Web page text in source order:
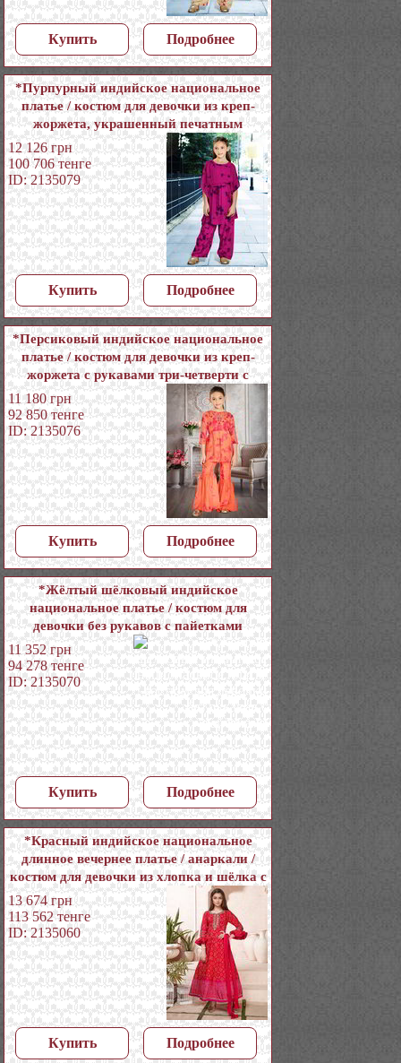
Купить Подробнее
*Пурпурный индийское национальное
платье / костюм для девочки из креп-
жоржета, украшенный печатным
рисунком со стразами
12 126 грн
100 706 тенге
ID: 2135079
Купить Подробнее
*Персиковый индийское национальное
платье / костюм для девочки из креп-
жоржета с рукавами три-четверти с
бисером, кусочками зеркалец
11 180 грн
92 850 тенге
ID: 2135076
Купить Подробнее
*Жёлтый шёлковый индийское
национальное платье / костюм для
девочки без рукавов с пайетками
11 352 грн
94 278 тенге
ID: 2135070
Купить Подробнее
*Красный индийское национальное
длинное вечернее платье / анаркали /
костюм для девочки из хлопка и шёлка с
длинными рукавами, украшенный
вышивкой люрексом, печатным
рисунком с кусочками зеркалец
13 674 грн
113 562 тенге
ID: 2135060
Купить Подробнее